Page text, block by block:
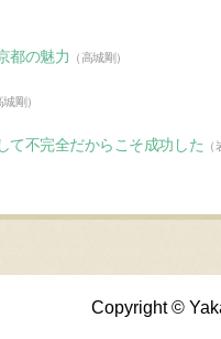
都の魅力 （高城剛）
剛）
て不完全だからこそ成功した
Copyright ©